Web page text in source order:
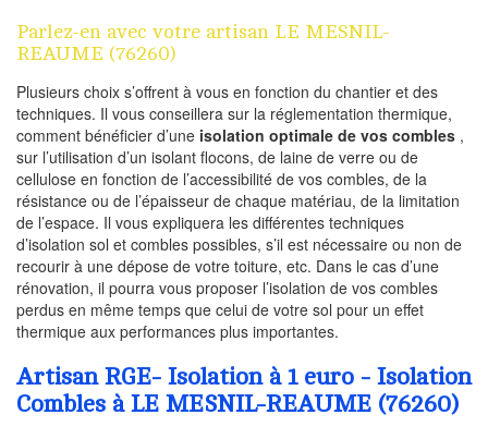
Parlez-en avec votre artisan LE MESNIL-
REAUME (76260)
Plusieurs choix s’offrent à vous en fonction du chantier et des
techniques. Il vous conseillera sur la réglementation thermique,
comment bénéficier d’une isolation optimale de vos combles ,
sur l’utilisation d’un isolant flocons, de laine de verre ou de
cellulose en fonction de l’accessibilité de vos combles, de la
résistance ou de l’épaisseur de chaque matériau, de la limitation
de l’espace. Il vous expliquera les différentes techniques
d’isolation sol et combles possibles, s’il est nécessaire ou non de
recourir à une dépose de votre toiture, etc. Dans le cas d’une
rénovation, il pourra vous proposer l’isolation de vos combles
perdus en même temps que celui de votre sol pour un effet
thermique aux performances plus importantes.
Artisan RGE- Isolation à 1 euro - Isolation
Combles à LE MESNIL-REAUME (76260)